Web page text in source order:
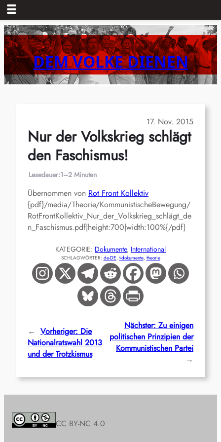
Zum
Inhalt
springenDEM VOLKE DIENEN
17. Nov. 2015
Nur der Volkskrieg schlägt
den Faschismus!
Lesedauer:1–2 Minuten
Übernommen von Rot Front Kollektiv
{pdf}/media/Theorie/KommunistischeBewegung/
RotFrontKollektiv_Nur_der_Volkskrieg_schlägt_de
n_Faschismus.pdf|height:700|width:100%{/pdf}
KATEGORIE: Dokumente, International
SCHLAGWÖRTER: de-DE, t-dokumente, theorie
← Vorheriger: Die
Nationalratswahl 2013
und der Trotzkismus
Nächster: Zu einigen
politischen Prinzipien der
Kommunistischen Partei
→
CC BY-NC 4.0